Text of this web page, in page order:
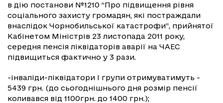
в дію постанови №1210 “Про підвищення рівня
соціального захисту громадян, які постраждали
внаслідок Чорнобильської катастрофи”, прийнятої
Кабінетом Міністрів 23 листопада 2011 року,
середня пенсія ліквідаторів аварії на ЧАЕС
підвищиться фактично у 3 рази.
-інваліди-ліквідатори I групи отримуватимуть -
5439 грн. (до сьогоднішнього дня розмір пенсії
коливався від 1100грн. до 1400 грн.);